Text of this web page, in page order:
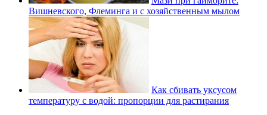
Вишневского, Флеминга и с хозяйственным мылом
Как сбивать уксусом
температуру с водой: пропорции для растирания